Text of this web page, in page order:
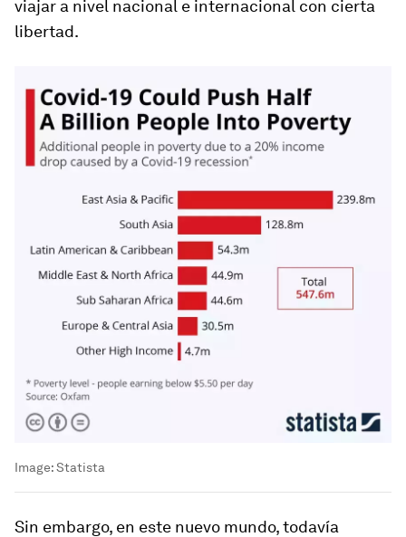
viajar a nivel nacional e internacional con cierta
libertad.
Image:Statista
Sin embargo, en este nuevo mundo, todavía